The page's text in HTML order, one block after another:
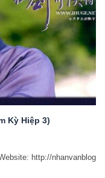
Kỳ Hiệp 3)
http://